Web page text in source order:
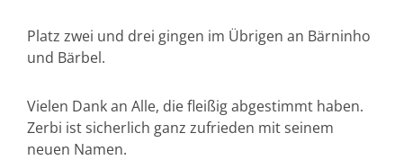
Platz zwei und drei gingen im Übrigen an Bärninho
und Bärbel.
Vielen Dank an Alle, die fleißig abgestimmt haben.
Zerbi ist sicherlich ganz zufrieden mit seinem
neuen Namen.